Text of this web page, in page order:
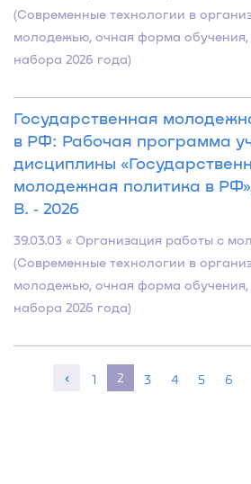
(Современные технологии в
молодежью, очная форма
набора 2026 года)
Государственная
в РФ: Рабочая программа
дисциплины
молодежная политика в
В. ‐ 2026
39.03.03 « Организация работы с
(Современные технологии в
молодежью, очная форма
набора 2026 года)
‹ 1 2 3 4 5 6